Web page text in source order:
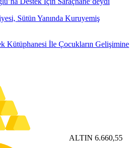
Sütün Yanında Kuruyemiş
Kütüphanesi İle Çocukların Gelişimine
ALTIN 6.660,55